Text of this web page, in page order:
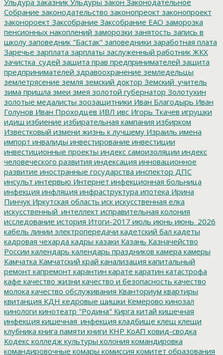
Собрание законодательство законопреокт законопроект
законороект Заксобрание Заксобрание ЕАО заморозка
пенсионных накоплений заморозки занятость запись в
школу заповедник "Бастак" заповедники заработная плата
Заречье зарплата зарплаты заслуженный работник ЖКХ
зачистка_судей защита прав предпринимателей защита
предпринимателей здравоохранение земледельцы
землетрясение земля земский доктор Земский_учитель
зима пришла змеи змея золотой губернатор Золотухин
золотые медалисты зоозащитники Иван Благодырь Иван
Голунов Иван Проходцев ИВЛ ивс Игорь Ткачев игрушки
идиш избиение избирательная кампания избирком
Известковый измени жизнь к лучшему Израиль имена
импорт инвалиды инвестирование инвестиции
инвестиционные проекты индекс самоизоляции индекс
человеческого развития индексация инновационное
развитие иностранные государства инспектор ДПС
инсульт интервью Интернет инфекционная больница
инфекция инфляция инфраструктура ипотека Ирина
Пинчук Иркутская область иск искусственная елка
искусственный_интеллект исправительная колония
исследование история Итоги-2017 июль июнь июнь_2026
кабель линии электропередачи кадетский бал кадеты
кадровая чехарда кадры казаки Казань Казначейство
России календарь календарь праздников камера камеры
Камчатка Камчатский край канализация капитальный
ремонт капремонт карантин карате каратин катастрофа
кафе качество жизни качество и безопасность качество
молока качество обслуживания Кванториум квартиры
квитанция КДН кедровые шишки Кемерово кинозал
кинологи кинотеатр "Родина" Кирга китай кишечная
инфекция кишечная_инфекция кладбище клещ клещи
клубника книга памяти книги КНР КоАП ковид-сводка
Кодекс колледж культуры колония командировка
командировочные комары комиссия комитет образования